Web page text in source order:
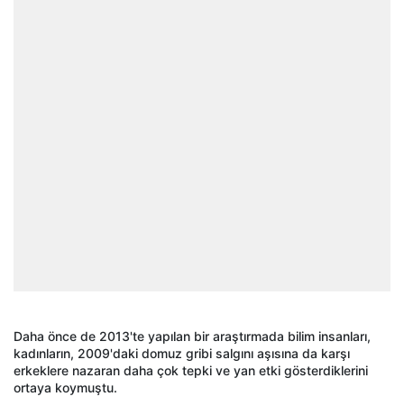
Daha önce de 2013'te yapılan bir araştırmada bilim insanları,
kadınların, 2009'daki domuz gribi salgını aşısına da karşı
erkeklere nazaran daha çok tepki ve yan etki gösterdiklerini
ortaya koymuştu.